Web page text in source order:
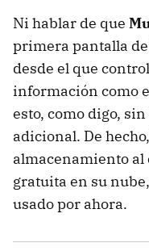
Ni hablar de que
primera pantalla
desde el que
información como
esto, como digo,
adicional. De
almacenamiento al
gratuita en su
usado por ahora.